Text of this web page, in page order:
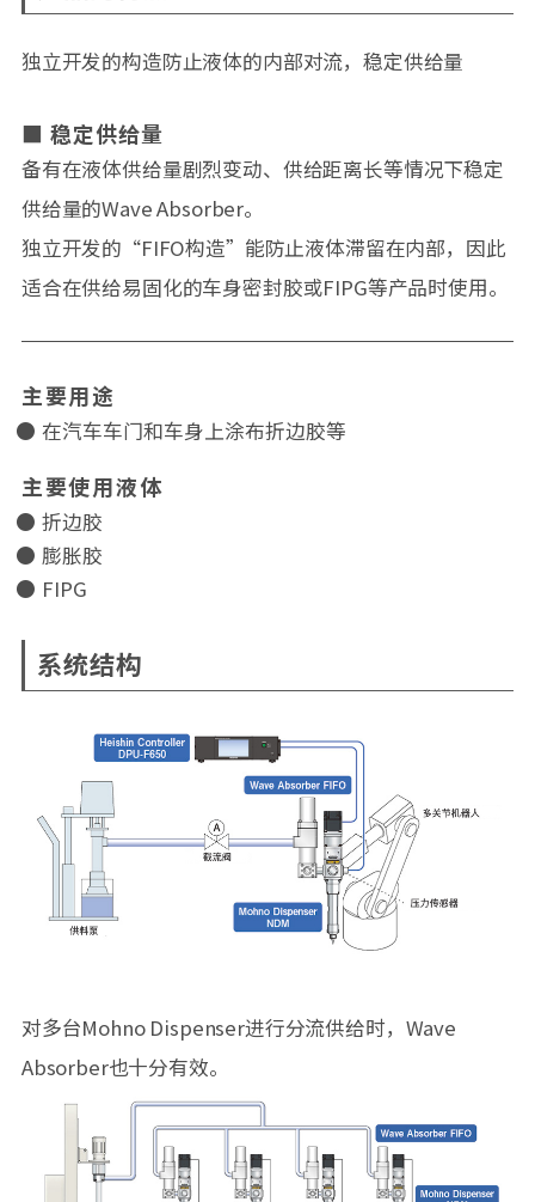
独立开发的构造防止液体的内部对流，稳定供给量
稳定供给量
备有在液体供给量剧烈变动、供给距离长等情况下稳定
供给量的Wave Absorber。
独立开发的“FIFO构造”能防止液体滞留在内部，因此
适合在供给易固化的车身密封胶或FIPG等产品时使用。
主要用途
在汽车车门和车身上涂布折边胶等
主要使用液体
折边胶
膨胀胶
FIPG
系统结构
对多台Mohno Dispenser进行分流供给时，Wave
Absorber也十分有效。